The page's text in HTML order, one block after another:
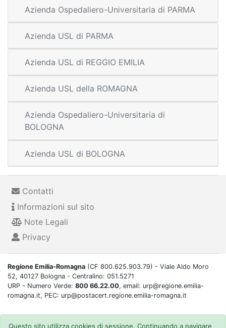
Azienda Ospedaliero-Universitaria di PARMA
Azienda USL di PARMA
Azienda USL di REGGIO EMILIA
Azienda USL della ROMAGNA
Azienda Ospedaliero-Universitaria di
BOLOGNA
Azienda USL di BOLOGNA
Contatti
Informazioni sul sito
Note Legali
Privacy
Regione Emilia-Romagna (CF 800.625.903.79) - Viale Aldo Moro
52, 40127 Bologna - Centralino: 051.5271
URP - Numero Verde: 800 66.22.00, email: urp@regione.emilia-
romagna.it, PEC: urp@postacert.regione.emilia-romagna.it
Questo sito utilizza cookies di sessione. Continuando a navigare